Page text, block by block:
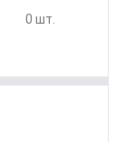
0 шт.